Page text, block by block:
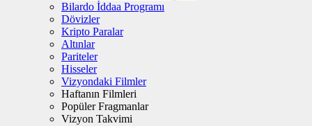
Bilardo İddaa Programı
Dövizler
Kripto Paralar
Altınlar
Pariteler
Hisseler
Vizyondaki Filmler
Haftanın Filmleri
Popüler Fragmanlar
Vizyon Takvimi